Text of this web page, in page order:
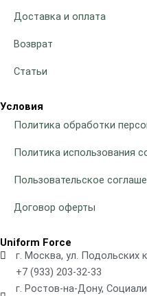
Доставка и оплата
Возврат
Статьи
Условия
Политика обработки
Политика использования
Пользовательское
Договор оферты
Uniform Force
г. Москва, ул. Подольских
+7 (933) 203-32-33
г. Ростов-на-Дону,